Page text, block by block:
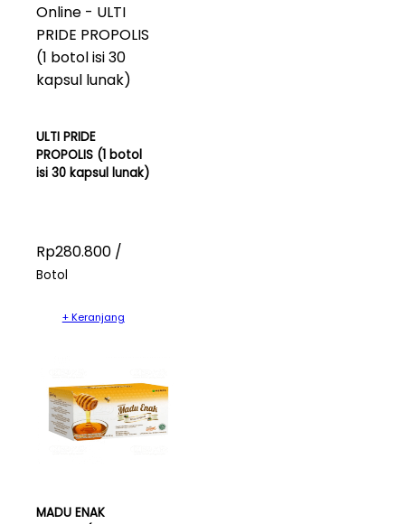
ULTI PRIDE
PROPOLIS (1 botol
isi 30 kapsul lunak)
Rp280.800 /
Botol
+ Keranjang
MADU ENAK